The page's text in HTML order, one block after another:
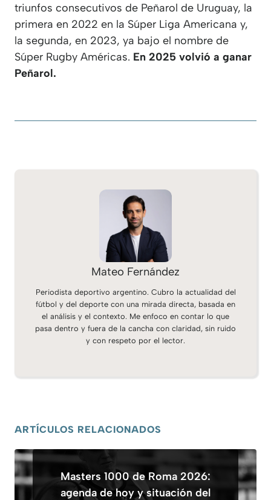
triunfos consecutivos de Peñarol de Uruguay, la
primera en 2022 en la Súper Liga Americana y,
la segunda, en 2023, ya bajo el nombre de
Súper Rugby Américas. En 2025 volvió a ganar
Peñarol.
Mateo Fernández
Periodista deportivo argentino. Cubro la actualidad del
fútbol y del deporte con una mirada directa, basada en
el análisis y el contexto. Me enfoco en contar lo que
pasa dentro y fuera de la cancha con claridad, sin ruido
y con respeto por el lector.
ARTÍCULOS RELACIONADOS
Masters 1000 de Roma 2026:
agenda de hoy y situación del